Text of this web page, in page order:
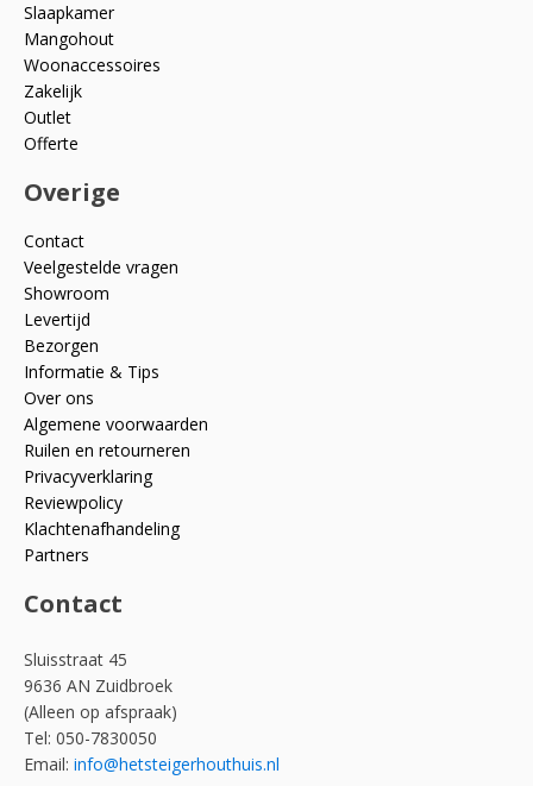
Slaapkamer
Mangohout
Woonaccessoires
Zakelijk
Outlet
Offerte
Overige
Contact
Veelgestelde vragen
Showroom
Levertijd
Bezorgen
Informatie & Tips
Over ons
Algemene voorwaarden
Ruilen en retourneren
Privacyverklaring
Reviewpolicy
Klachtenafhandeling
Partners
Contact
Sluisstraat 45
9636 AN Zuidbroek
(Alleen op afspraak)
Tel: 050-7830050
Email: info@hetsteigerhouthuis.nl